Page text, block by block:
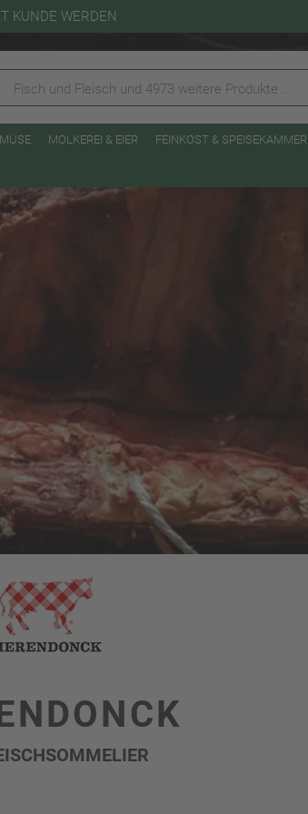
KUNDE WERDEN
MOLKEREI & EIER FEINKOST & SPEISEKAMMER